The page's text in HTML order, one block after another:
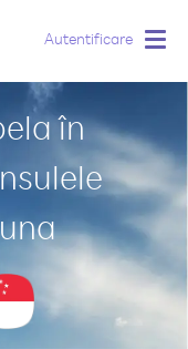
Autentificare
în